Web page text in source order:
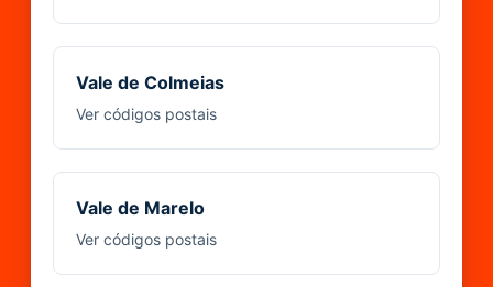
Vale de Colmeias
Ver códigos postais
Vale de Marelo
Ver códigos postais